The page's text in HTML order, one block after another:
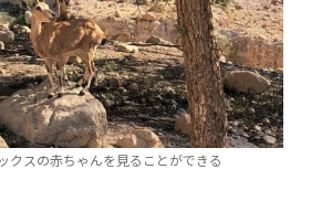
クスの赤ちゃんを見ることができる